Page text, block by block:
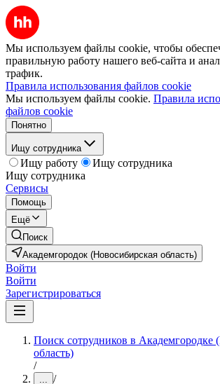
Мы используем файлы cookie, чтобы
правильную работу нашего веб-сайта и
трафик.
Правила использования файлов cookie
Мы используем файлы cookie. Правила
файлов cookie
Понятно
Ищу сотрудника
Ищу работу
Ищу сотрудника
Ищу сотрудника
Сервисы
Помощь
Ещё
Поиск
Академгородок (Новосибирская область)
Войти
Войти
Зарегистрироваться
Поиск сотрудников в Академгородке
область)
/
... /